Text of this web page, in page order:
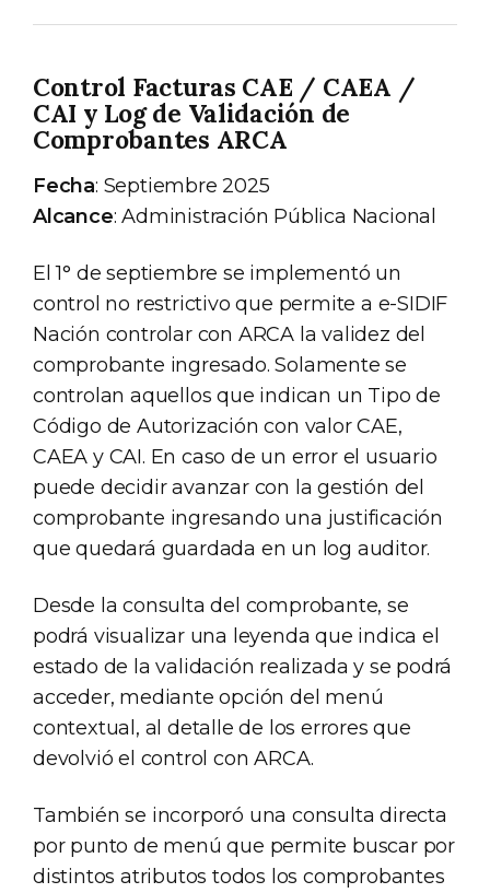
Control Facturas CAE / CAEA /
CAI y Log de Validación de
Comprobantes ARCA
Fecha: Septiembre 2025
Alcance: Administración Pública Nacional
El 1° de septiembre se implementó un
control no restrictivo que permite a e-SIDIF
Nación controlar con ARCA la validez del
comprobante ingresado. Solamente se
controlan aquellos que indican un Tipo de
Código de Autorización con valor CAE,
CAEA y CAI. En caso de un error el usuario
puede decidir avanzar con la gestión del
comprobante ingresando una justificación
que quedará guardada en un log auditor.
Desde la consulta del comprobante, se
podrá visualizar una leyenda que indica el
estado de la validación realizada y se podrá
acceder, mediante opción del menú
contextual, al detalle de los errores que
devolvió el control con ARCA.
También se incorporó una consulta directa
por punto de menú que permite buscar por
distintos atributos todos los comprobantes